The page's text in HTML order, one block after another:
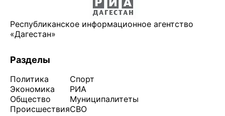
Республиканское информационное агентство
«Дагестан»
Разделы
Политика
Экономика
Общество
Происшествия
Спорт
РИА
Муниципалитеты
СВО